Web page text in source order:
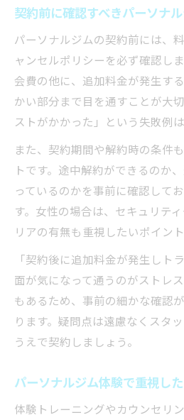
契約前に確認すべきパーソナ
パーソナルジムの契約前には、
ャンセルポリシーを必ず確認し
会費の他に、追加料金が発生す
かい部分まで目を通すことが大
ストがかかった」という失敗例
また、契約期間や解約時の条件
トです。途中解約ができるのか
っているのかを事前に確認して
す。女性の場合は、セキュリテ
リアの有無も重視したいポイント
「契約後に追加料金が発生しト
面が気になって通うのがストレ
もあるため、事前の細かな確認
ります。疑問点は遠慮なくスタ
うえで契約しましょう。
パーソナルジム体験で重視し
体験トレーニングやカウンセリ